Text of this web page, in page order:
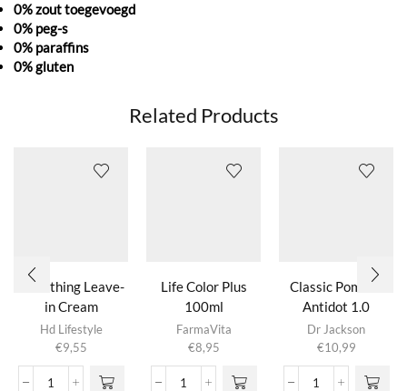
0% zout toegevoegd
0% peg-s
0% paraffins
0% gluten
Related Products
Smoothing Leave-
in Cream
Hd Lifestyle
€9,55
Life Color Plus
100ml
FarmaVita
€8,95
heeft
meerdere
Classic Pomade
Antidot 1.0
Dr Jackson
€10,99